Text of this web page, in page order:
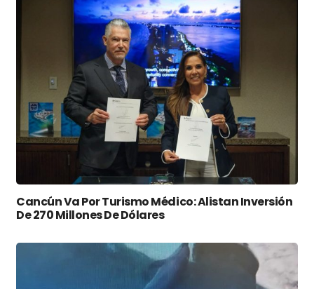
Cancún Va Por Turismo Médico: Alistan Inversión
De 270 Millones De Dólares